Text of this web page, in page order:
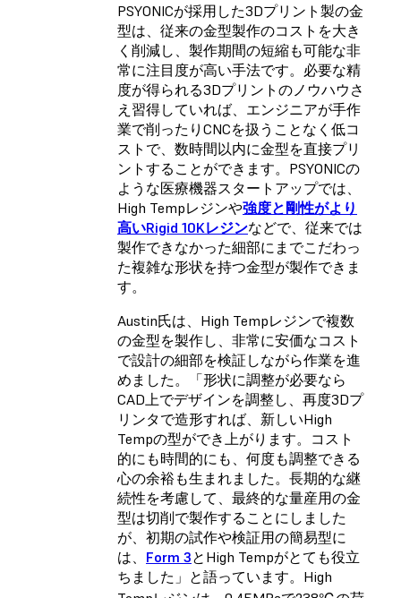
PSYONICが採用した3Dプリント製の金
型は、従来の金型製作のコストを大き
く削減し、製作期間の短縮も可能な非
常に注目度が高い手法です。必要な精
度が得られる3Dプリントのノウハウさ
え習得していれば、エンジニアが手作
業で削ったりCNCを扱うことなく低コ
ストで、数時間以内に金型を直接プリ
ントすることができます。PSYONICの
ような医療機器スタートアップでは、
High Tempレジンや強度と剛性がより
高いRigid 10Kレジンなどで、従来では
製作できなかった細部にまでこだわっ
た複雑な形状を持つ金型が製作できま
す。
Austin氏は、High Tempレジンで複数
の金型を製作し、非常に安価なコスト
で設計の細部を検証しながら作業を進
めました。「形状に調整が必要なら
CAD上でデザインを調整し、再度3Dプ
リンタで造形すれば、新しいHigh
Tempの型ができ上がります。コスト
的にも時間的にも、何度も調整できる
心の余裕も生まれました。長期的な継
続性を考慮して、最終的な量産用の金
型は切削で製作することにしました
が、初期の試作や検証用の簡易型に
は、 Form 3とHigh Tempがとても役立
ちました」と語っています。High